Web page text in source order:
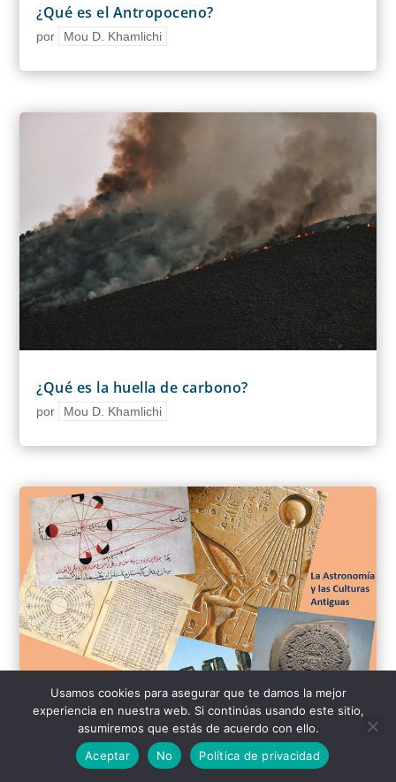
¿Qué es el Antropoceno?
por Mou D. Khamlichi
¿Qué es la huella de carbono?
por Mou D. Khamlichi
La astronomía y las culturas antiguas
Usamos cookies para asegurar que te damos la mejor
experiencia en nuestra web. Si continúas usando este sitio,
asumiremos que estás de acuerdo con ello.
Aceptar
No Política de privacidad